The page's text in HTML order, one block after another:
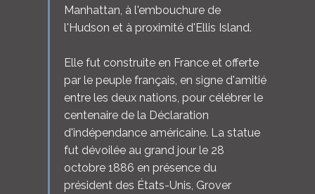
Manhattan, à l'embouchure de
l'Hudson et à proximité d'Ellis Island.
Elle fut construite en France et offerte
par le peuple français, en signe d'amitié
entre les deux nations, pour célébrer le
centenaire de la Déclaration
d'indépendance américaine. La statue
fut dévoilée au grand jour le 28
octobre 1886 en présence du
président des États-Unis, Grover